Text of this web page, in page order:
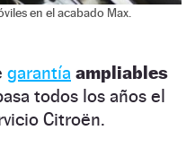
en el acabado Max.
garantía ampliables
todos los años el
Citroën.